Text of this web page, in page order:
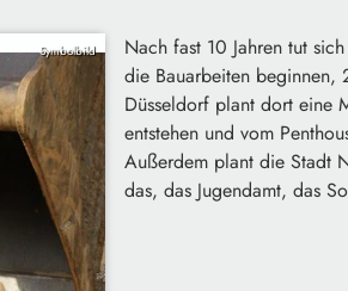
Symbolbild
Nach fast 10 Jahren tut
die Bauarbeiten beginnen,
Düsseldorf plant dort eine
entstehen und vom
Außerdem plant die Stadt
das, das Jugendamt, das